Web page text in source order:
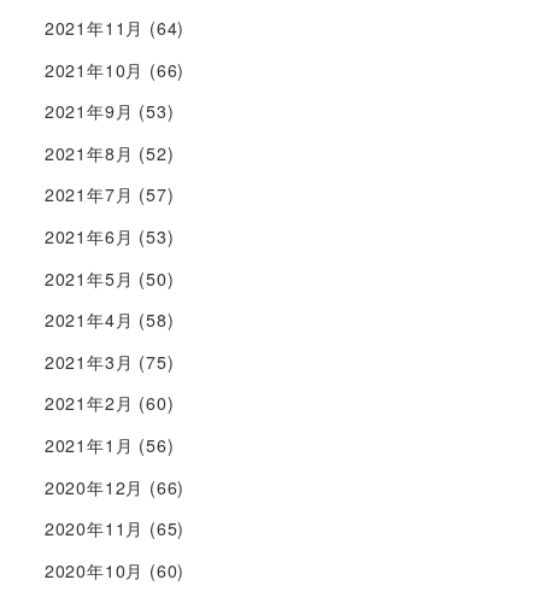
2021年11月 (64)
2021年10月 (66)
2021年9月 (53)
2021年8月 (52)
2021年7月 (57)
2021年6月 (53)
2021年5月 (50)
2021年4月 (58)
2021年3月 (75)
2021年2月 (60)
2021年1月 (56)
2020年12月 (66)
2020年11月 (65)
2020年10月 (60)